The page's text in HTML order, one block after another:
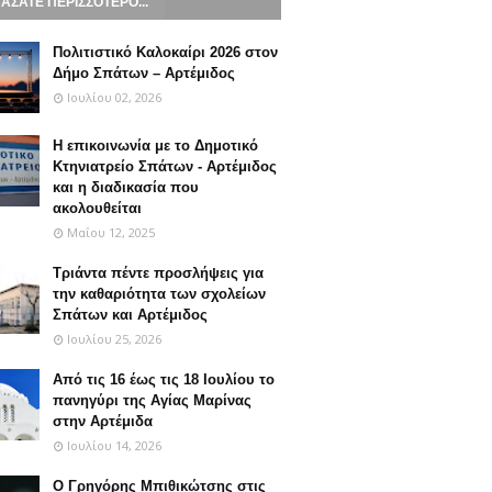
Πολιτιστικό Καλοκαίρι 2026 στον
Δήμο Σπάτων – Αρτέμιδος
Ιουλίου 02, 2026
Η επικοινωνία με το Δημοτικό
Κτηνιατρείο Σπάτων - Αρτέμιδος
και η διαδικασία που
ακολουθείται
Μαΐου 12, 2025
Τριάντα πέντε προσλήψεις για
την καθαριότητα των σχολείων
Σπάτων και Αρτέμιδος
Ιουλίου 25, 2026
Από τις 16 έως τις 18 Ιουλίου το
πανηγύρι της Αγίας Μαρίνας
στην Αρτέμιδα
Ιουλίου 14, 2026
Ο Γρηγόρης Μπιθικώτσης στις